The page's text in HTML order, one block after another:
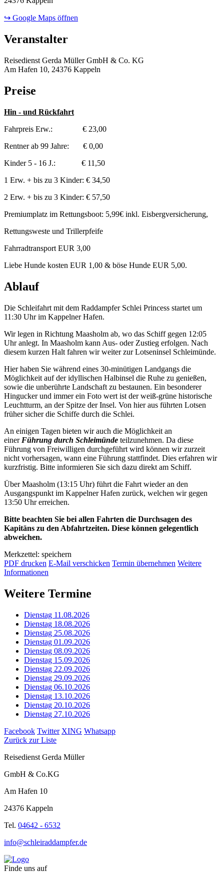
↪ Google Maps öffnen
Veranstalter
Reisedienst Gerda Müller GmbH & Co. KG
Am Hafen 10, 24376 Kappeln
Preise
Hin - und Rückfahrt
Fahrpreis Erw.: € 23,00
Rentner ab 99 Jahre: € 0,00
Kinder 5 - 16 J.: € 11,50
1 Erw. + bis zu 3 Kinder: € 34,50
2 Erw. + bis zu 3 Kinder: € 57,50
Premiumplatz im Rettungsboot: 5,99€ inkl. Eisbergversicherung,
Rettungsweste und Trillerpfeife
Fahrradtransport EUR 3,00
Liebe Hunde kosten EUR 1,00 & böse Hunde EUR 5,00.
Ablauf
Die Schleifahrt mit dem Raddampfer Schlei Princess startet um
11:30 Uhr im Kappelner Hafen.
Wir legen in Richtung Maasholm ab, wo das Schiff gegen 12:05
Uhr anlegt. In Maasholm kann Aus- oder Zustieg erfolgen. Nach
diesem kurzen Halt fahren wir weiter zur Lotseninsel Schleimünde.
Hier haben Sie während eines 30-minütigen Landgangs die
Möglichkeit auf der idyllischen Halbinsel die Ruhe zu genießen,
sowie die unberührte Landschaft zu bestaunen. Ein besonderer
Hingucker und immer ein Foto wert ist der weiß-grüne historische
Leuchtturm, an der Spitze der Insel. Von hier aus führten Lotsen
früher sicher die Schiffe durch die Schlei.
An einigen Tagen bieten wir auch die Möglichkeit an
einer Führung durch Schleimünde teilzunehmen. Da diese
Führung von Freiwilligen durchgeführt wird können wir zurzeit
nicht vorhersagen, wann eine Führung stattfindet. Dies erfahren wir
kurzfristig. Bitte informieren Sie sich dazu direkt am Schiff.
Über Maasholm (13:15 Uhr) führt die Fahrt wieder an den
Ausgangspunkt im Kappelner Hafen zurück, welchen wir gegen
13:50 Uhr erreichen.
Bitte beachten Sie bei allen Fahrten die Durchsagen des
Kapitäns zu den Abfahrtzeiten. Diese können gelegentlich
abweichen.
Merkzettel: speichern
PDF drucken E-Mail verschicken Termin übernehmen Weitere
Informationen
Weitere Termine
Dienstag 11.08.2026
Dienstag 18.08.2026
Dienstag 25.08.2026
Dienstag 01.09.2026
Dienstag 08.09.2026
Dienstag 15.09.2026
Dienstag 22.09.2026
Dienstag 29.09.2026
Dienstag 06.10.2026
Dienstag 13.10.2026
Dienstag 20.10.2026
Dienstag 27.10.2026
Facebook Twitter XING Whatsapp
Zurück zur Liste
Reisedienst Gerda Müller
GmbH & Co.KG
Am Hafen 10
24376 Kappeln
Tel. 04642 - 6532
info@schleiraddampfer.de
Finde uns auf